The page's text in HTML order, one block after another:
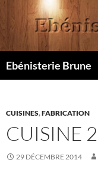
Aller
contenu
Ebénisterie Brune
CUISINES,FABRICATION
CUISINE 2
29 DÉCEMBRE 2014